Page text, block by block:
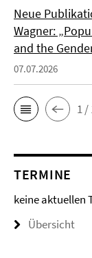
Neue
Wagner:
and the
07.07.2026
1 /
TERMINE
keine aktuellen
Übersicht